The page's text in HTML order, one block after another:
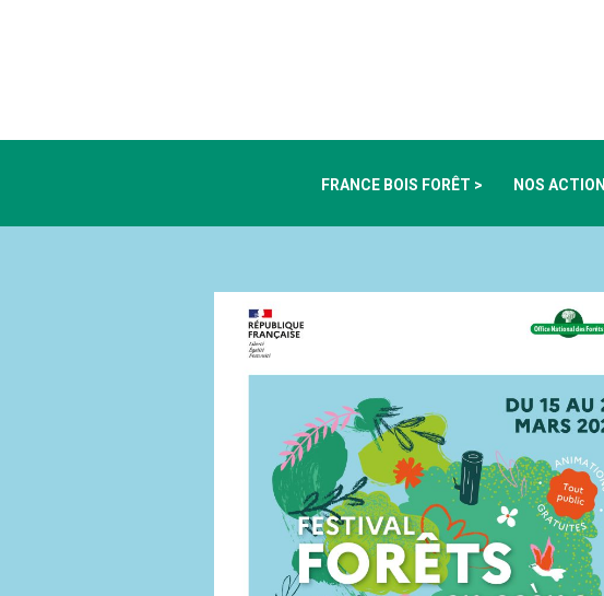
FRANCE BOIS FORÊT > NOS